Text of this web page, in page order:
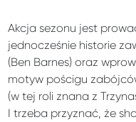
Akcja sezonu jest
jednocześnie historie
(Ben Barnes) oraz
motyw pościgu
(w tej roli znana z
I trzeba przyznać, że